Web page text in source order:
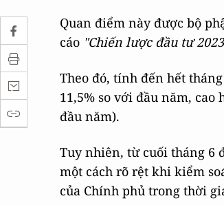
Quan điểm này được bộ
cáo "Chiến lược đầu tư
Theo đó, tính đến hết
11,5% so với đầu năm,
đầu năm).
Tuy nhiên, từ cuối tháng 6
một cách rõ rệt khi kiểm
của Chính phủ trong thời